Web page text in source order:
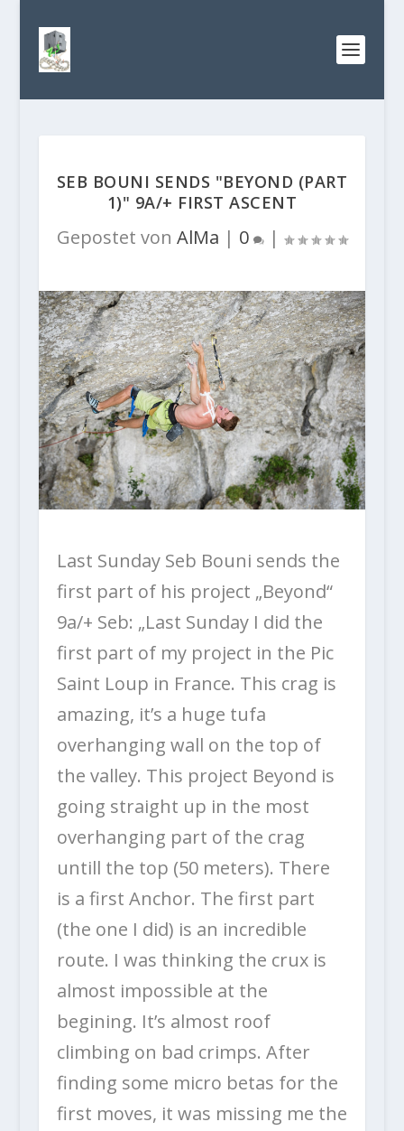
SEB BOUNI SENDS "BEYOND (PART
1)" 9A/+ FIRST ASCENT
Gepostet von AlMa | 0 |
Last Sunday Seb Bouni sends the
first part of his project „Beyond“
9a/+ Seb: „Last Sunday I did the
first part of my project in the Pic
Saint Loup in France. This crag is
amazing, it’s a huge tufa
overhanging wall on the top of
the valley. This project Beyond is
going straight up in the most
overhanging part of the crag
untill the top (50 meters). There
is a first Anchor. The first part
(the one I did) is an incredible
route. I was thinking the crux is
almost impossible at the
begining. It’s almost roof
climbing on bad crimps. After
finding some micro betas for the
first moves, it was missing me the